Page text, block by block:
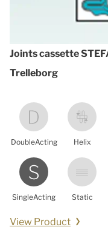
Joints cassette
Trelleborg
DoubleActing Helix
SingleActing Static
View Product